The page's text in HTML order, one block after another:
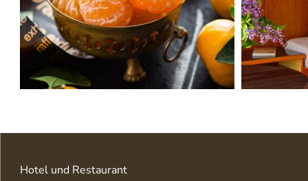
Hotel und Restaurant